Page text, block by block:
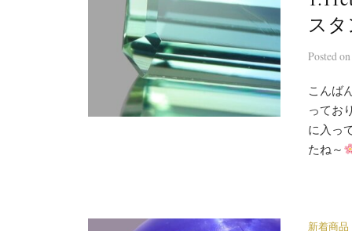
スタ
Postedon
こんば
ってお
に入っ
たね～
新着商品